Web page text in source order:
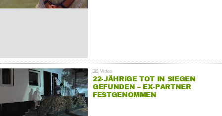
22-JÄHRIGE TOT IN SIEGEN
GEFUNDEN – EX-PARTNER
FESTGENOMMEN